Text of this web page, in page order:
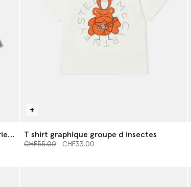
T shirt graphique groupe d insectes
Prix réduit à partir de
CHF55.00jusqu’à
CHF33.00